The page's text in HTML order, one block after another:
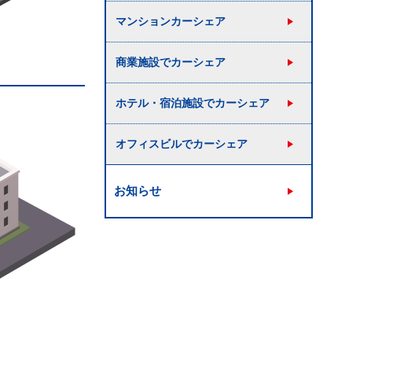
マンションカーシェア
商業施設でカーシェア
ホテル・宿泊施設でカーシェア
オフィスビルでカーシェア
お知らせ